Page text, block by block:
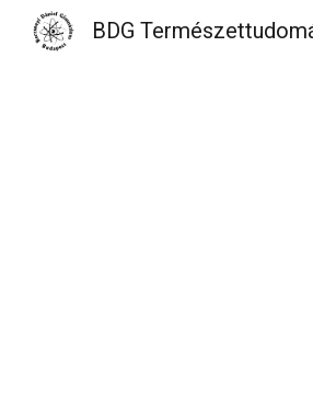
BDG